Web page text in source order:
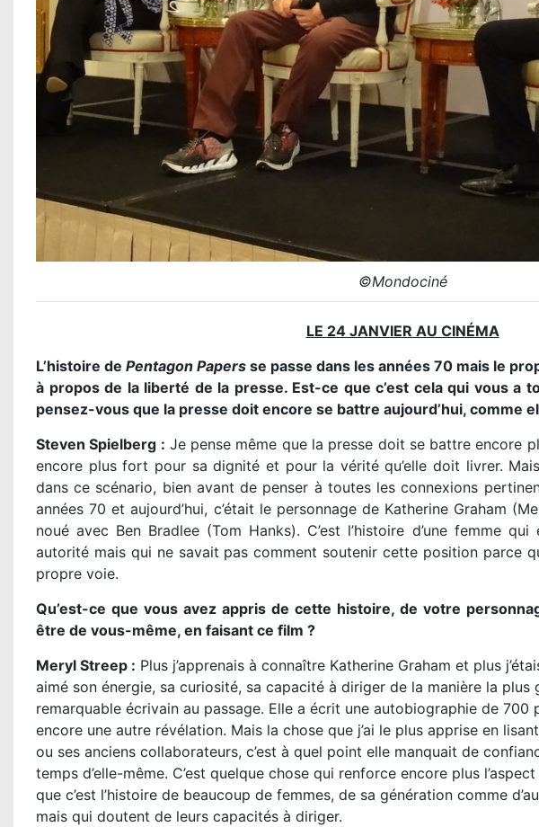
©Mondociné
LE 24 JANVIER AU CINÉMA
L’histoire de Pentagon Papers se passe dans les années 70 mais le
à propos de la liberté de la presse. Est-ce que c’est cela qui vous a
pensez-vous que la presse doit encore se battre aujourd’hui, comme
Steven Spielberg : Je pense même que la presse doit se battre encore
encore plus fort pour sa dignité et pour la vérité qu’elle doit livrer.
dans ce scénario, bien avant de penser à toutes les connexions
années 70 et aujourd’hui, c’était le personnage de Katherine Graham
noué avec Ben Bradlee (Tom Hanks). C’est l’histoire d’une femme
autorité mais qui ne savait pas comment soutenir cette position parce
propre voie.
Qu’est-ce que vous avez appris de cette histoire, de votre
être de vous-même, en faisant ce film ?
Meryl Streep : Plus j’apprenais à connaître Katherine Graham et plus
aimé son énergie, sa curiosité, sa capacité à diriger de la manière la plus
remarquable écrivain au passage. Elle a écrit une autobiographie de
encore une autre révélation. Mais la chose que j’ai le plus apprise en
ou ses anciens collaborateurs, c’est à quel point elle manquait de
temps d’elle-même. C’est quelque chose qui renforce encore plus
que c’est l’histoire de beaucoup de femmes, de sa génération comme
mais qui doutent de leurs capacités à diriger.